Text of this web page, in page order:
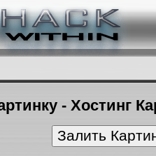
- Хостинг